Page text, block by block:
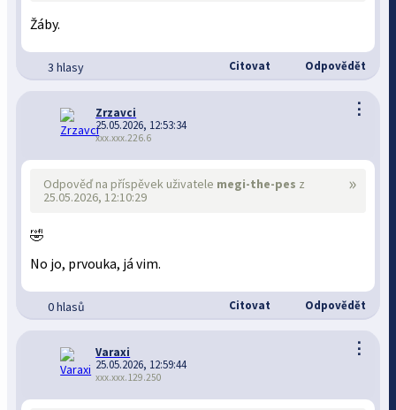
Žáby.
3 hlasy Citovat Odpovědět
⋮
Zrzavci
25.05.2026, 12:53:34
xxx.xxx.226.6
»
Odpověď na příspěvek uživatele megi-the-pes z
25.05.2026, 12:10:29
🤣
No jo, prvouka, já vim.
0 hlasů Citovat Odpovědět
⋮
Varaxi
25.05.2026, 12:59:44
xxx.xxx.129.250